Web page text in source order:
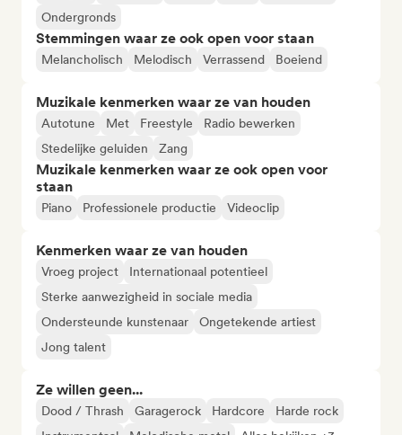
Ondergronds
Stemmingen waar ze ook open voor staan
Melancholisch Melodisch Verrassend Boeiend
Muzikale kenmerken waar ze van houden
Autotune Met Freestyle
Radio bewerken
Stedelijke geluiden
Zang
Muzikale kenmerken waar ze ook open voor
staan
Piano Professionele productie Videoclip
Kenmerken waar ze van houden
Vroeg project
Internationaal potentieel
Sterke aanwezigheid in sociale media
Ondersteunde kunstenaar
Ongetekende artiest
Jong talent
Ze willen geen...
Dood / Thrash Garagerock Hardcore
Harde rock